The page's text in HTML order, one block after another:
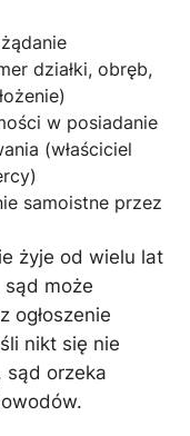
działki, obręb,
w posiadanie
(właściciel
samoistne przez
żyje od wielu lat
może
ogłoszenie
nikt się nie
sąd orzeka